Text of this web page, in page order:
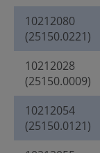
10212080
(25150.0221)
10212028
(25150.0009)
10212054
(25150.0121)